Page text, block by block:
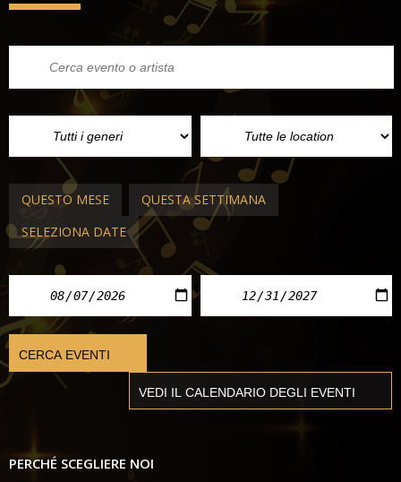
QUESTO MESE
QUESTA SETTIMANA
SELEZIONA DATE
PERCHÉ SCEGLIERE NOI